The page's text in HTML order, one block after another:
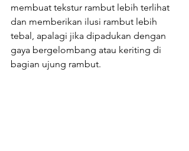
membuat tekstur rambut lebih terlihat
dan memberikan ilusi rambut lebih
tebal, apalagi jika dipadukan dengan
gaya bergelombang atau keriting di
bagian ujung rambut.